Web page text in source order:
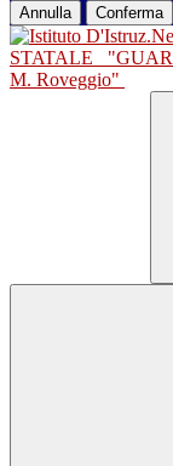
Annulla Conferma
STATALE
M. Roveggio"